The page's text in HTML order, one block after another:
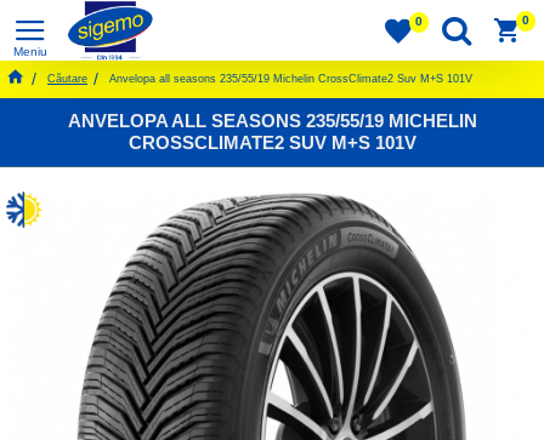
0 0
Căutare Anvelopa all seasons 235/55/19 Michelin CrossClimate2 Suv M+S 101V
ANVELOPA ALL SEASONS 235/55/19 MICHELIN
CROSSCLIMATE2 SUV M+S 101V